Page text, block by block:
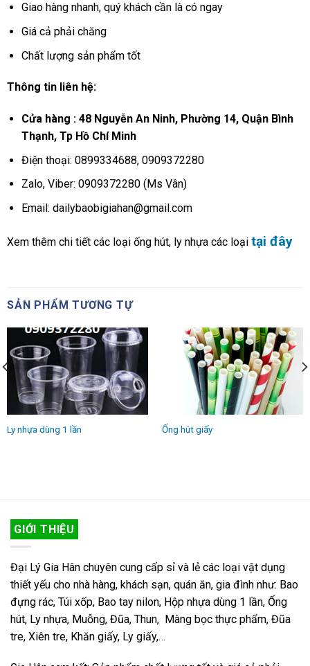
Giao hàng nhanh, quý khách cần là có ngay
Giá cả phải chăng
Chất lượng sản phẩm tốt
Thông tin liên hệ:
Cửa hàng : 48 Nguyễn An Ninh, Phường 14, Quận Bình
Thạnh, Tp Hồ Chí Minh
Điện thoại: 0899334688, 0909372280
Zalo, Viber: 0909372280 (Ms Vân)
Email: dailybaobigiahan@gmail.com
Xem thêm chi tiết các loại ống hút, ly nhựa các loại tại đây
SẢN PHẨM TƯƠNG TỰ
Ly nhựa dùng 1 lần Ống hút giấy
GIỚI THIỆU
Đại Lý Gia Hân chuyên cung cấp sỉ và lẻ các loại vật dụng
thiết yếu cho nhà hàng, khách sạn, quán ăn, gia đình như: Bao
đựng rác, Túi xốp, Bao tay nilon, Hộp nhựa dùng 1 lần, Ống
hút, Ly nhựa, Muỗng, Đũa, Thun, Màng bọc thực phẩm, Đũa
tre, Xiên tre, Khăn giấy, Ly giấy,…